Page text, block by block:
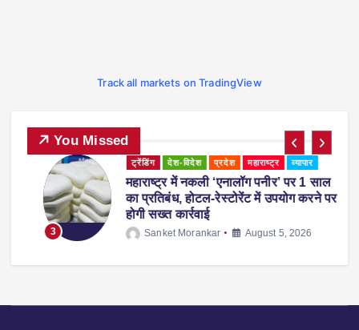
Track all markets on TradingView
You Missed
3
ट्रेंडिंग देश-विदेश प्रदेश महाराष्ट्र व्यापार
महाराष्ट्र में नकली ‘एनालॉग पनीर’ पर 1 साल
का प्रतिबंध, होटल-रेस्टोरेंट में उपयोग करने पर
होगी सख्त कार्रवाई
Sanket Morankar August 5, 2026